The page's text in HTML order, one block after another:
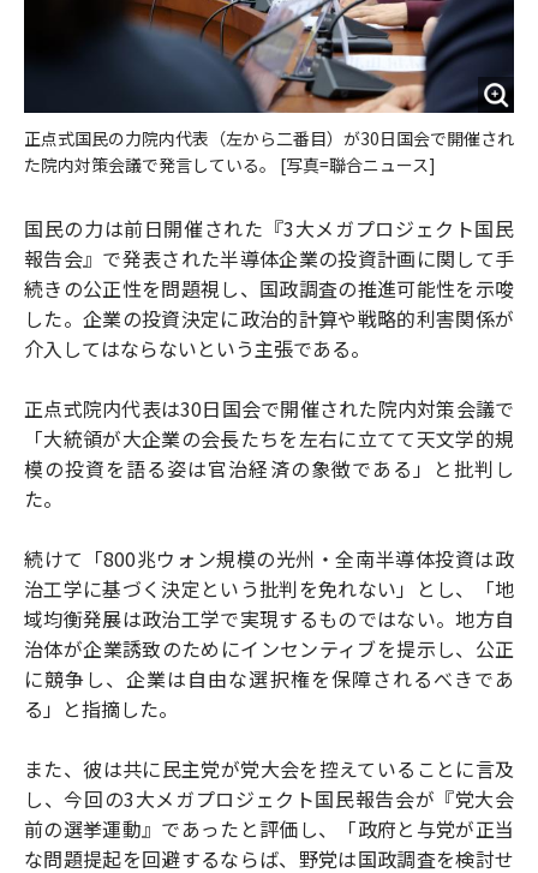
正点式国民の力院内代表（左から二番目）が30日国会で開催され
た院内対策会議で発言している。 [写真=聯合ニュース]
国民の力は前日開催された『3大メガプロジェクト国民
報告会』で発表された半導体企業の投資計画に関して手
続きの公正性を問題視し、国政調査の推進可能性を示唆
した。企業の投資決定に政治的計算や戦略的利害関係が
介入してはならないという主張である。
正点式院内代表は30日国会で開催された院内対策会議で
「大統領が大企業の会長たちを左右に立てて天文学的規
模の投資を語る姿は官治経済の象徴である」と批判し
た。
続けて「800兆ウォン規模の光州・全南半導体投資は政
治工学に基づく決定という批判を免れない」とし、「地
域均衡発展は政治工学で実現するものではない。地方自
治体が企業誘致のためにインセンティブを提示し、公正
に競争し、企業は自由な選択権を保障されるべきであ
る」と指摘した。
また、彼は共に民主党が党大会を控えていることに言及
し、今回の3大メガプロジェクト国民報告会が『党大会
前の選挙運動』であったと評価し、「政府と与党が正当
な問題提起を回避するならば、野党は国政調査を検討せ